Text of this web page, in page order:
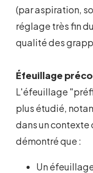
(par aspiration,
réglage très fin
qualité des
Éfeuillage
L'éfeuillage
plus étudié,
dans un
démontré que :
Un